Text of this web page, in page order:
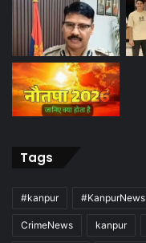
Tags
#kanpur #KanpurNews
CrimeNews kanpur